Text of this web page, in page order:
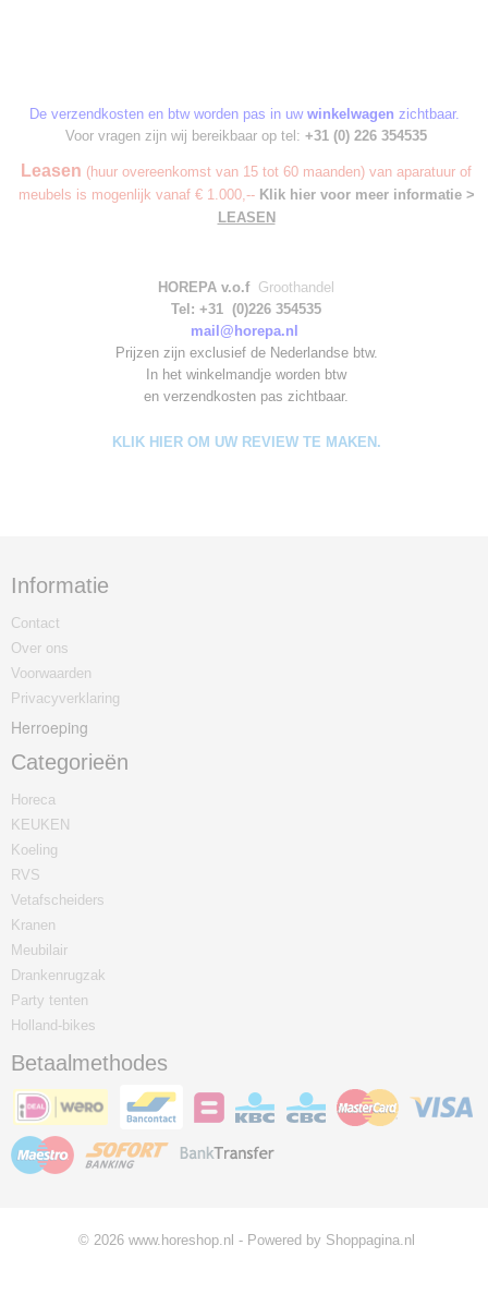
De verzendkosten en btw worden pas in uw winkelwagen zichtbaar.
Voor vragen zijn wij bereikbaar op tel: +31 (0) 226 354535
Leasen (huur overeenkomst van 15 tot 60 maanden) van aparatuur of
meubels is mogenlijk vanaf € 1.000,-- Klik hier voor meer informatie >
LEASEN
HOREPA v.o.f Groothandel
Tel: +31 (0)226 354535
mail@horepa.nl
Prijzen zijn exclusief de Nederlandse btw.
In het winkelmandje worden btw
en verzendkosten pas zichtbaar.
KLIK HIER OM UW REVIEW TE MAKEN.
Informatie
Contact
Over ons
Voorwaarden
Privacyverklaring
Herroeping
Categorieën
Horeca
KEUKEN
Koeling
RVS
Vetafscheiders
Kranen
Meubilair
Drankenrugzak
Party tenten
Holland-bikes
Betaalmethodes
© 2026 www.horeshop.nl - Powered by Shoppagina.nl